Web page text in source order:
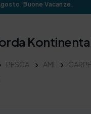
Buone Vacanze.
PESCA AMI